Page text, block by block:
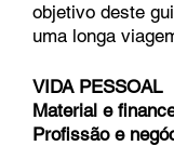
objetivo deste
uma longa
VIDA PESSOAL
Material e
Profissão e